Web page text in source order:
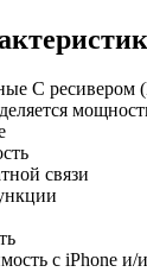
С ресивером
связи
с iPhone и/